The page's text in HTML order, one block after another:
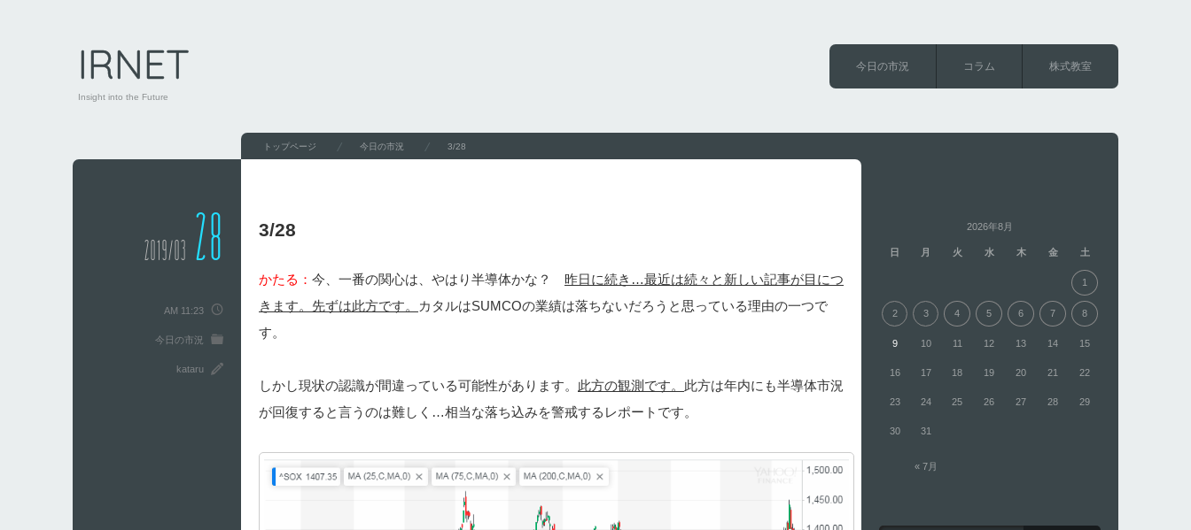
IRNET
Insight into the Future
今日の市況 コラム 株式教室
トップページ 今日の市況 3/28
3/28
2019/03 28
AM 11:23
今日の市況
kataru
かたる： 今、一番の関心は、やはり半導体かな？ 昨日に続き…最近は続々と新しい記事が目につ
きます。先ずは此方です。
カタルはSUMCOの業績は落ちないだろうと思っている理由の一つで
す。
しかし現状の認識が間違っている可能性があります。 此方の観測です。 此方は年内にも半導体市況
が回復すると言うのは難しく…相当な落ち込みを警戒するレポートです。
2026年8月
日 月 火 水 木 金 土
« 7月
1
2 3 4 5 6 7 8
9 10 11 12 13 14 15
16 17 18 19 20 21 22
23 24 25 26 27 28 29
30 31